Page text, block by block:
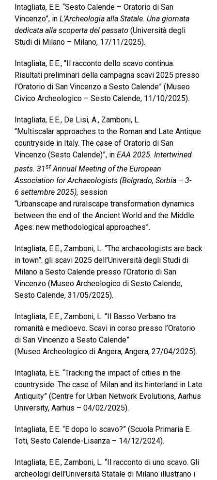
Intagliata, E.E. “Sesto Calende – Oratorio di San
Vincenzo”, in L’Archeologia alla Statale. Una giornata
dedicata alla scoperta del passato (Università degli
Studi di Milano – Milano, 17/11/2025).
Intagliata, E.E., “Il racconto dello scavo continua.
Risultati preliminari della campagna scavi 2025 presso
l’Oratorio di San Vincenzo a Sesto Calende” (Museo
Civico Archeologico – Sesto Calende, 11/10/2025).
Intagliata, E.E., De Lisi, A., Zamboni, L.
“Multiscalar approaches to the Roman and Late Antique
countryside in Italy. The case of Oratorio di San
Vincenzo (Sesto Calende)”, in EAA 2025. Intertwined
pasts. 31st Annual Meeting of the European
Association for Archaeologists (Belgrado, Serbia – 3-
6 settembre 2025), session
“Urbanscape and ruralscape transformation dynamics
between the end of the Ancient World and the Middle
Ages: new methodological approaches”.
Intagliata, E.E., Zamboni, L. “The archaeologists are back
in town”: gli scavi 2025 dell’Università degli Studi di
Milano a Sesto Calende presso l’Oratorio di San
Vincenzo (Museo Archeologico di Sesto Calende,
Sesto Calende, 31/05/2025).
Intagliata, E.E., Zamboni, L. “Il Basso Verbano tra
romanità e medioevo. Scavi in corso presso l’Oratorio
di San Vincenzo a Sesto Calende”
(Museo Archeologico di Angera, Angera, 27/04/2025).
Intagliata, E.E. “Tracking the impact of cities in the
countryside. The case of Milan and its hinterland in Late
Antiquity” (Centre for Urban Network Evolutions, Aarhus
University, Aarhus – 04/02/2025).
Intagliata, E.E. “E dopo lo scavo?” (Scuola Primaria E.
Toti, Sesto Calende-Lisanza – 14/12/2024).
Intagliata, E.E., Zamboni, L. “Il racconto di uno scavo. Gli
archeologi dell’Università Statale di Milano illustrano i